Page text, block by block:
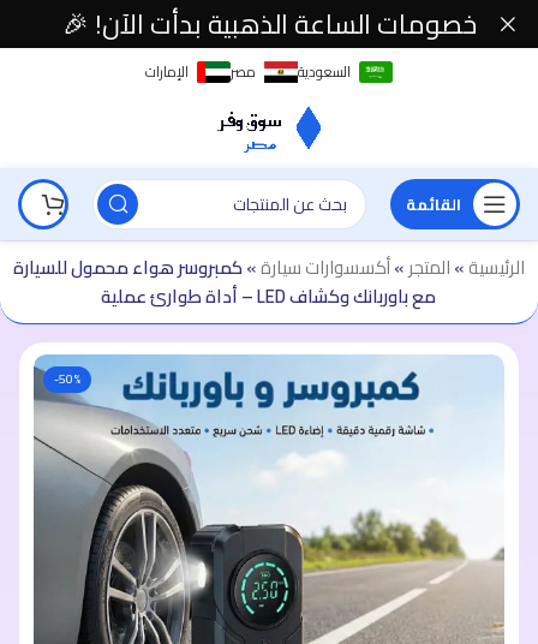
السعودية مصر الإمارات
القائمة
الرئيسية»المتجر»أكسسوارات سيارة»كمبروسر هواء محمول للسيارة
مع باوربانك وكشاف LED – أداة طوارئ عملية
-50%
خصومات الساعة الذهبية بدأت الآن! 🎉